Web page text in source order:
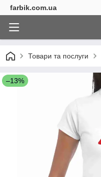
farbik.com.ua
Товари та послуги
–13%